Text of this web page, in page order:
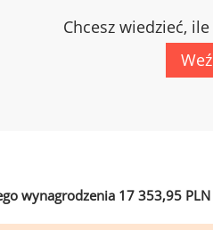
Chcesz wiedzieć,
wynagrodzenia 17 353,95